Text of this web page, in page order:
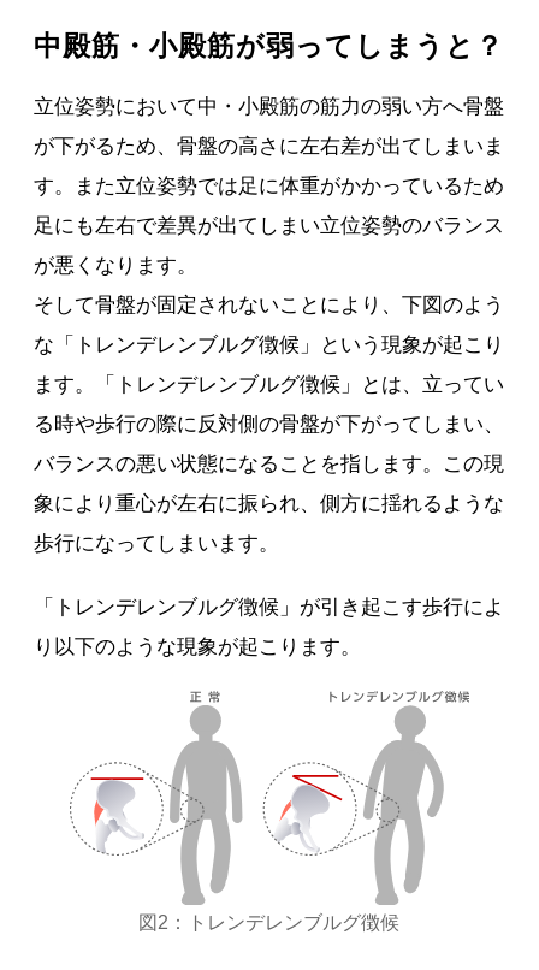
中殿筋・小殿筋が弱ってしまうと？
立位姿勢において中・小殿筋の筋力の弱い方へ骨盤
が下がるため、骨盤の高さに左右差が出てしまいま
す。また立位姿勢では足に体重がかかっているため
足にも左右で差異が出てしまい立位姿勢のバランス
が悪くなります。
そして骨盤が固定されないことにより、下図のよう
な「トレンデレンブルグ徴候」という現象が起こり
ます。「トレンデレンブルグ徴候」とは、立ってい
る時や歩行の際に反対側の骨盤が下がってしまい、
バランスの悪い状態になることを指します。この現
象により重心が左右に振られ、側方に揺れるような
歩行になってしまいます。
「トレンデレンブルグ徴候」が引き起こす歩行によ
り以下のような現象が起こります。
図2：トレンデレンブルグ徴候